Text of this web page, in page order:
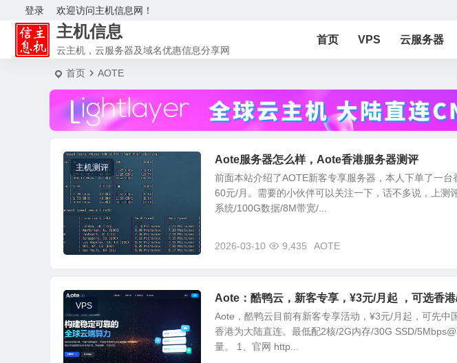
欢迎访问主机信息网！
登录
主机信息
云主机，云服务器及域名优惠信息分享网
首页 VPS 云服务器
首页 AOTE
主机测评
Aote服务器怎么样，Aote香港服务器测评
前面本站介绍了AOTE新客专享服务器，本人下单了一
60元/月。需要的小伙伴可以关注一下，话不多说，上测
系统/100G数据/8M带宽/...
2026-03-10 9,435 AOTE
VPS
Aote：酷鸭云，新客专享，¥3元/月起 ，可选香
Aote，酷鸭云目前有新客专享活动，¥3元/月起，可先中
香港为大陆直连。最低配2核/2G内存/30G SSD/
量。 1、官网 http...